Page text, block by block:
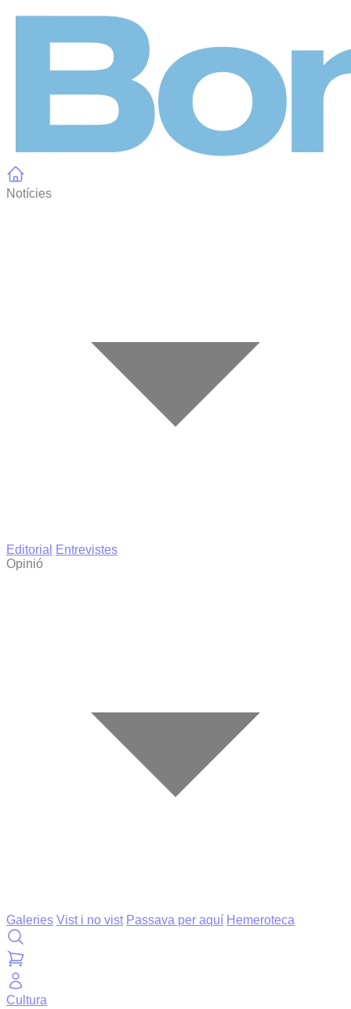
Notícies
Editorial
Entrevistes
Opinió
Galeries Vist i no vist Passava per aquí Hemeroteca
Cultura